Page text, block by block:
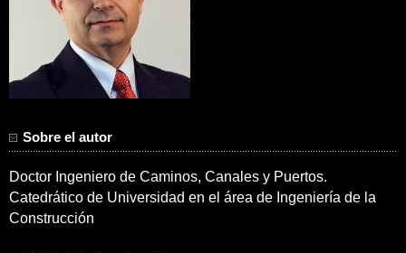
Sobre el autor
Doctor Ingeniero de Caminos, Canales y Puertos.
Catedrático de Universidad en el área de Ingeniería de la
Construcción